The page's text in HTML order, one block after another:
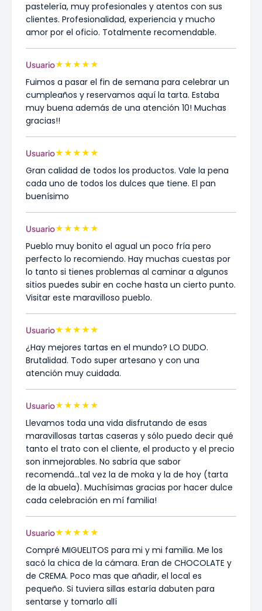
pastelería, muy profesionales y atentos con sus
clientes. Profesionalidad, experiencia y mucho
amor por el oficio. Totalmente recomendable.
Usuario★★★★★
Fuimos a pasar el fin de semana para celebrar un
cumpleaños y reservamos aquí la tarta. Estaba
muy buena además de una atención 10! Muchas
gracias!!
Usuario★★★★★
Gran calidad de todos los productos. Vale la pena
cada uno de todos los dulces que tiene. El pan
buenísimo
Usuario★★★★★
Pueblo muy bonito el agual un poco fría pero
perfecto lo recomiendo. Hay muchas cuestas por
lo tanto si tienes problemas al caminar a algunos
sitios puedes subir en coche hasta un cierto punto.
Visitar este maravilloso pueblo.
Usuario★★★★★
¿Hay mejores tartas en el mundo? LO DUDO.
Brutalidad. Todo super artesano y con una
atención muy cuidada.
Usuario★★★★★
Llevamos toda una vida disfrutando de esas
maravillosas tartas caseras y sólo puedo decir qué
tanto el trato con el cliente, el producto y el precio
son inmejorables. No sabría que sabor
recomendá...tal vez la de moka y la de hoy (tarta
de la abuela). Muchísimas gracias por hacer dulce
cada celebración en mí familia!
Usuario★★★★★
Compré MIGUELITOS para mi y mi familia. Me los
sacó la chica de la cámara. Eran de CHOCOLATE y
de CREMA. Poco mas que añadir, el local es
pequeño. Si tuviera sillas estaría dabuten para
sentarse y tomarlo allí